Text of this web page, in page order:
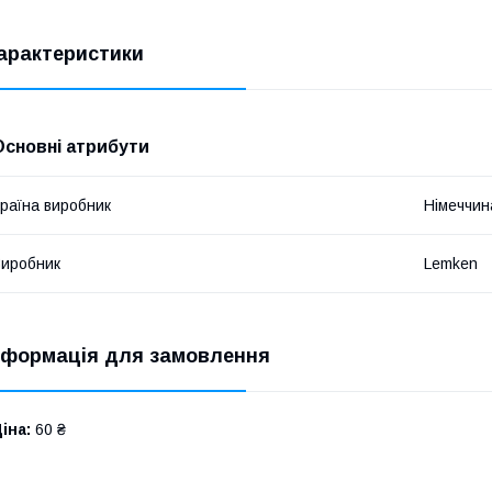
атрибути
виробник
Lemken
для замовлення
60 ₴